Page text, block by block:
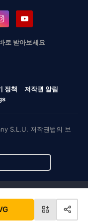
로 받아보세요
정책
저작권 알림
S.L.U. 저작권법의 보